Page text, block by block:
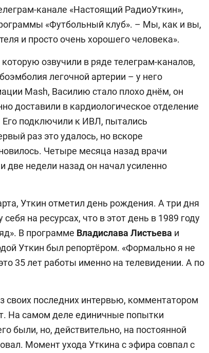
канале «Настоящий РадиоУткин»,
«Футбольный клуб». – Мы, как и вы,
и просто очень хорошего человека».
озвучили в ряде телеграм-каналов,
легочной артерии – у него
Mash, Василию стало плохо днём, он
доставили в кардиологическое отделение
подключили к ИВЛ, пытались
раз это удалось, но вскоре
Четыре месяца назад врачи
две недели назад он начал усиленно
Уткин отметил день рождения. А три дня
на ресурсах, что в этот день в 1989 году
В программе Владислава Листьева и
Уткин был репортёром. «Формально я не
35 лет работы именно на телевидении. А по
своих последних интервью, комментатором
На самом деле единичные попытки
были, но, действительно, на постоянной
Момент ухода Уткина с эфира совпал с